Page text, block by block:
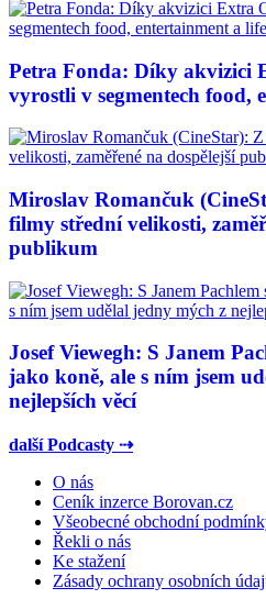
Petra Fonda: Díky akvizici
vyrostli v segmentech food,
Miroslav Romančuk
filmy střední velikosti,
publikum
Josef Viewegh: S Janem
jako koně, ale s ním jsem
nejlepších věcí
další Podcasty ⇢
O nás
Ceník inzerce Borovan.cz
Všeobecné obchodní
Řekli o nás
Ke stažení
Zásady ochrany osobních